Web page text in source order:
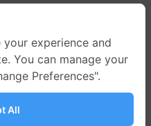
น กรุงเทพมหานคร 10330
experience and
You can manage your
Preferences".
All